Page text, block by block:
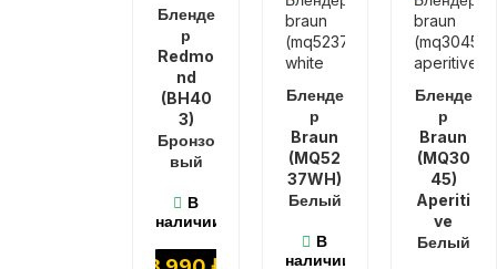
Бленде
р
Redmo
nd
(BH40
3)
Бронзо
вый
В
наличии
Бленде
р
Braun
(MQ52
37WH)
Белый
В
наличии
Бленде
р
Braun
(MQ30
45)
Aperiti
ve
Белый